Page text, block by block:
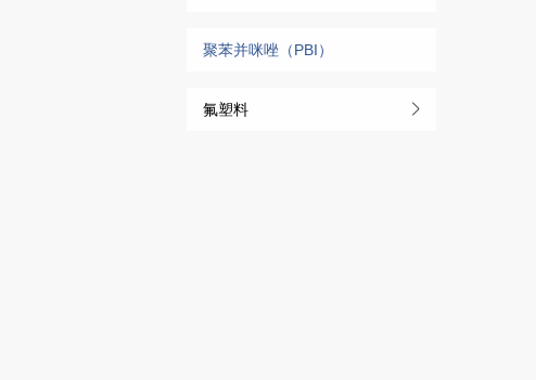
聚苯并咪唑（PBI）
氟塑料